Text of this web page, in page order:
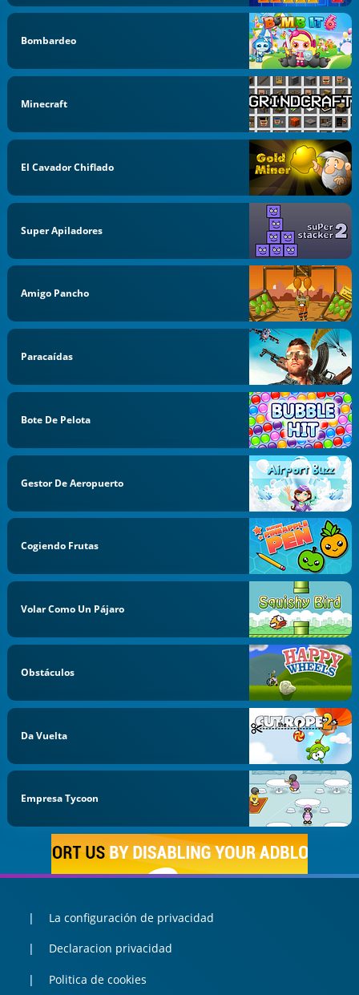
Bombardeo
Minecraft
El Cavador Chiflado
Super Apiladores
Amigo Pancho
Paracaídas
Bote De Pelota
Gestor De Aeropuerto
Cogiendo Frutas
Volar Como Un Pájaro
Obstáculos
Da Vuelta
Empresa Tycoon
La configuración de privacidad
Declaracion privacidad
Politica de cookies